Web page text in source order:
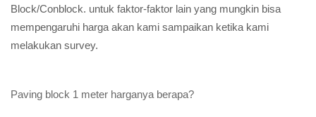
Block/Conblock. untuk faktor-faktor lain yang mungkin bisa
mempengaruhi harga akan kami sampaikan ketika kami
melakukan survey.
Paving block 1 meter harganya berapa?